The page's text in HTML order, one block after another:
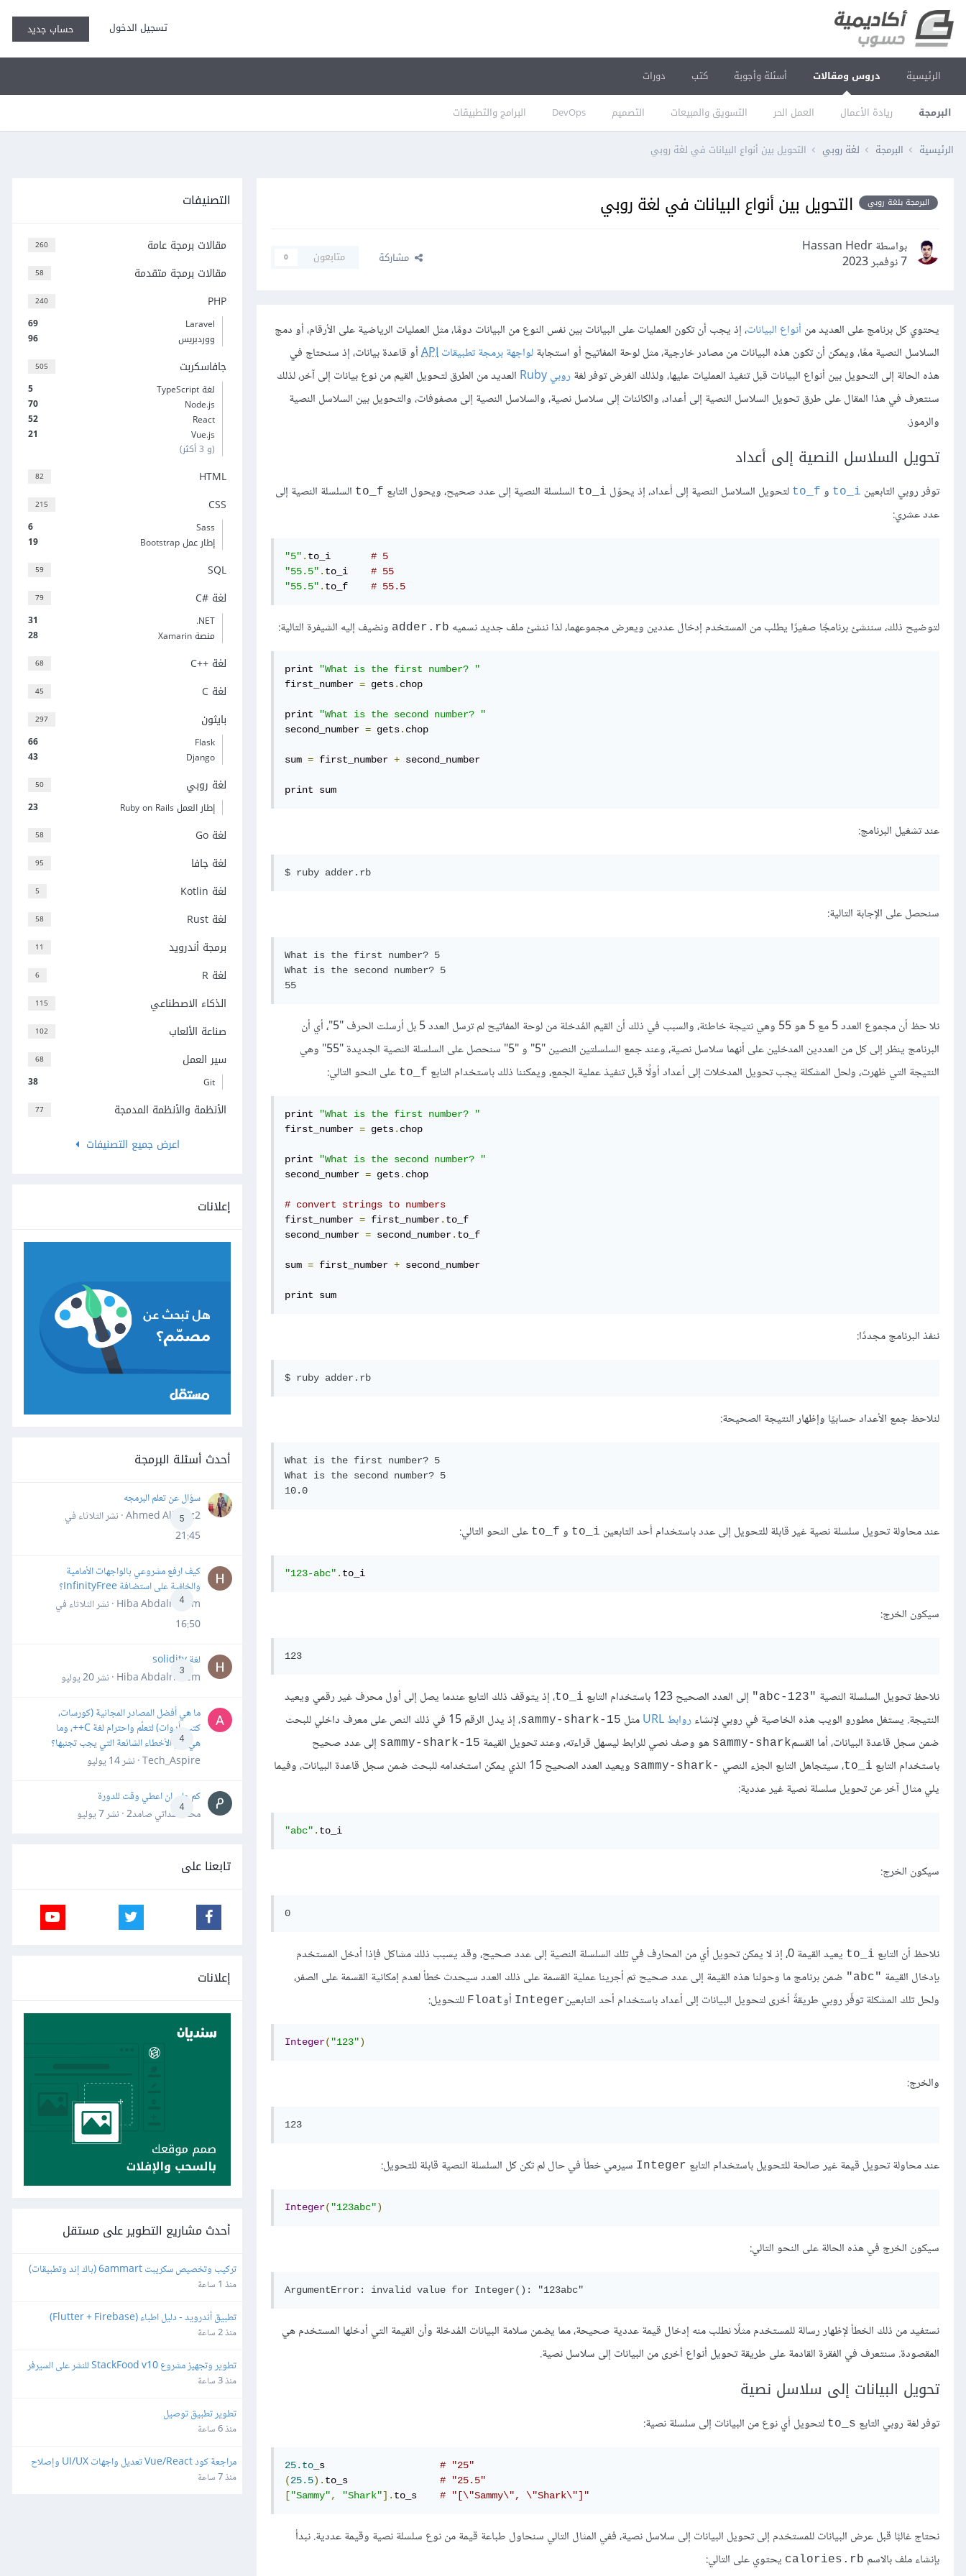
تسجيل الدخول حساب جديد
الرئيسية دروس ومقالات
البرمجة ريادة الأعمال العمل الحر التسويق والمبيعات التصميم DevOps البرامج والتطبيقات
أسئلة وأجوبة كتب دورات
الرئيسية البرمجة لغة روبي التحويل بين أنواع البيانات في لغة روبي
البرمجة بلغة روبي التحويل بين أنواع البيانات في لغة روبي
بواسطة Hassan Hedr
7 نوفمبر 2023
مشاركة متابعون 0
يحتوي كل برنامج على العديد من أنواع البيانات، إذ يجب أن تكون العمليات على البيانات بين نفس النوع من البيانات دومًا، مثل العمليات الرياضية على الأرقام، أو دمج
السلاسل النصية معًا، ويمكن أن تكون هذه البيانات من مصادر خارجية، مثل لوحة المفاتيح أو استجابةلواجهة برمجة تطبيقاتAPIأو قاعدة بيانات، إذ سنحتاج في
هذه الحالة إلى التحويل بين أنواع البيانات قبل تنفيذ العمليات عليها، ولذلك الغرض توفر لغة روبي Ruby
العديد من الطرق لتحويل القيم من نوع بيانات إلى آخر، لذلك
سنتعرف في هذا المقال على طرق تحويل السلاسل النصية إلى أعداد، والكائنات إلى سلاسل نصية، والسلاسل النصية إلى مصفوفات، والتحويل بين السلاسل النصية
والرموز.
تحويل السلاسل النصية إلى أعداد
توفر روبي التابعين to_i و to_f لتحويل السلاسل النصية إلى أعداد، إذ يحوّل to_i السلسلة النصية إلى عدد صحيح، ويحول التابع to_f السلسلة النصية إلى
عدد عشري:
"5" . to_i # 5
"55.5" . to_i # 55
"55.5" . to_f # 55.5
لتوضيح ذلك، سننشئ برنامجًا صغيرًا يطلب من المستخدم إدخال عددين ويعرض مجموعهما، لذا ننشئ ملف جديد نسميه adder.rb ونضيف إليه الشيفرة التالية:
print
"What is the first number? "
first_number = gets. chop
print
"What is the second number? "
second_number = gets. chop
sum = first_number + second_number
print sum
عند تشغيل البرنامج:
سنحصل على الإجابة التالية:
What is the first number? 5
What is the second number? 5
نلا حظ أن مجموع العدد 5 مع 5 هو 55 وهي نتيجة خاطئة، والسبب في ذلك أن القيم المُدخلة من لوحة المفاتيح لم ترسل العدد 5 بل أرسلت الحرف "5"، أي أن
البرنامج ينظر إلى كل من العددين المدخلين على أنهما سلاسل نصية، وعند جمع السلسلتين النصين "5" و "5" سنحصل على السلسلة النصية الجديدة "55" وهي
النتيجة التي ظهرت، ولحل المشكلة يجب تحويل المدخلات إلى أعداد أولًا قبل تنفيذ عملية الجمع، ويمكننا ذلك باستخدام التابع to_f على النحو التالي:
print
"What is the first number? "
first_number = gets. chop
print
"What is the second number? "
second_number = gets. chop
# convert strings to numbers
first_number = first_number. to_f
second_number = second_number. to_f
sum = first_number + second_number
print sum
ننفذ البرنامج مجددًا:
لنلاحظ جمع الأعداد حسابيًا وإظهار النتيجة الصحيحة:
What is the first number? 5
What is the second number? 5
عند محاولة تحويل سلسلة نصية غير قابلة للتحويل إلى عدد باستخدام أحد التابعين to_i و to_f على النحو التالي:
"123-abc" . to_i
سيكون الخرج:
نلاحظ تحويل السلسلة النصية "123-abc" إلى العدد الصحيح 123 باستخدام التابع to_i، إذ يتوقف ذلك التابع عندما يصل إلى أول محرف غير رقمي ويعيد
النتيجة. يستغل مطورو الويب هذه الخاصية في روبي لإنشاء روابط URL مثل 15-sammy-shark
، إذ يدل الرقم 15 في ذلك النص على معرف داخلي للبحث
ضمن سجل قاعدة البيانات، أما القسمsammy-shark هو وصف نصي للرابط ليسهل قراءته، وعند تحويل القيمة 15-sammy-shark
إلى عدد صحيح
باستخدام التابع to_i، سيتجاهل التابع الجزء النصي -sammy-shark
ويعيد العدد الصحيح 15 الذي يمكن استخدامه للبحث ضمن سجل قاعدة البيانات، وفيما
يلي مثال آخر عن تحويل سلسلة نصية غير عددية:
"abc" . to_i
سيكون الخرج:
نلاحظ أن التابع to_i
يعيد القيمة 0، إذ لا يمكن تحويل أي من المحارف في تلك السلسلة النصية إلى عدد صحيح، وقد يسبب ذلك مشاكل فإذا أدخل المستخدم
بإدخال القيمة "abc"
ضمن برنامج ما وحولنا هذه القيمة إلى عدد صحيح ثم أجرينا عملية القسمة على ذلك العدد سيحدث خطأ لعدم إمكانية القسمة على الصفر،
ولحل تلك المشكلة توفّر روبي طريقةً أخرى لتحويل البيانات إلى أعداد باستخدام أحد التابعينInteger أوFloat للتحويل:
Integer( "123")
والخرج:
عند محاولة تحويل قيمة غير صالحة للتحويل باستخدام التابع Integer سيرمي خطأ في حال لم تكن كل السلسلة النصية قابلة للتحويل:
Integer( "123abc")
سيكون الخرج في هذه الحالة على النحو التالي:
نستفيد من ذلك الخطأ لإظهار رسالة للمستخدم مثلًا نطلب منه إدخال قيمة عددية صحيحة، مما يضمن سلامة البيانات المُدخلة وأن القيمة التي أدخلها المستخدم هي
المقصودة. سنتعرف في الفقرة القادمة على طريقة تحويل أنواع أخرى من البيانات إلى سلاسل نصية.
تحويل البيانات إلى سلاسل نصية
توفر لغة روبي التابع to_s لتحويل أي نوع من البيانات إلى سلسلة نصية:
25.to _s # "25"
(25.5). to_s # "25.5"
["Sammy", "Shark"]. to_s # "[\"Sammy\", \"Shark\"]"
نحتاج غالبًا قبل عرض البيانات للمستخدم إلى تحويل البيانات إلى سلاسل نصية، ففي المثال التالي سنحاول طباعة قيمة من نوع سلسلة نصية وقيمة عددية. نبدأ
بإنشاء ملف بالاسم calories.rb يحتوي على التالي:
التصنيفات
260 مقالات برمجة عامة
58 مقالات برمجة متقدمة
240 PHP
69
Laravel
96
ووردبريس
505 جافاسكربت
5
لغة TypeScript
70
Node.js
52
React
21
Vue.js
(و 3 أكثر)
82 HTML
215 CSS
6
Sass
19
إطار عمل Bootstrap
59 SQL
79 لغة C#‎
31
‎.NET
28
منصة Xamarin
68 لغة C++‎
45 لغة C
297 بايثون
66
Flask
43
Django
50 لغة روبي
23 إطار العمل Ruby on Rails
58 لغة Go
95 لغة جافا
5 لغة Kotlin
58 لغة Rust
11 برمجة أندرويد
6 لغة R
115 الذكاء الاصطناعي
102 صناعة الألعاب
68 سير العمل
38 Git
77
الأنظمة والأنظمة المدمجة
اعرض جميع التصنيفات
إعلانات
أحدث أسئلة البرمجة
5
سؤال عن تعلم البرمجه
Ahmed Alhafiz2 · نشر
الثلاثاء في
21:45
4
كيف ارفع مشروعي بالواجهات الأمامية
والخلفية على استضافة InfinityFree؟
Hiba Abdalrheem · نشر
الثلاثاء في
16:50
3
لغة solidity
Hiba Abdalrheem · نشر
20 يوليو
4
ما هي أفضل المصادر المجانية (كورسات،
كتب، أدوات) لتعلّم واحترام لغة C++، وما
هي أهم الأخطاء الشائعة التي يجب تجنبها؟
Tech_Aspire · نشر
14 يوليو
4
كم علي ان اعطي وقت للدورة
محمد سداتي صامد2 · نشر
7 يوليو
تابعنا على
إعلانات
أحدث مشاريع التطوير على مستقل
ورفعه على السيرفر والمتجر
منذ 1 ساعة
تطبيق أندرويد - دليل اطباء (Flutter + Firebase)
منذ 2 ساعة
تطوير وتجهيز مشروع StackFood v10 للنشر على السيرفر
والمتاجر
منذ 3 ساعة
تطوير تطبيق توصيل
منذ 6 ساعة
ثغرات
منذ 7 ساعة